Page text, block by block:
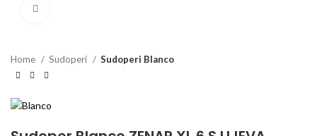
Home Sudoperi Sudoperi Blanco